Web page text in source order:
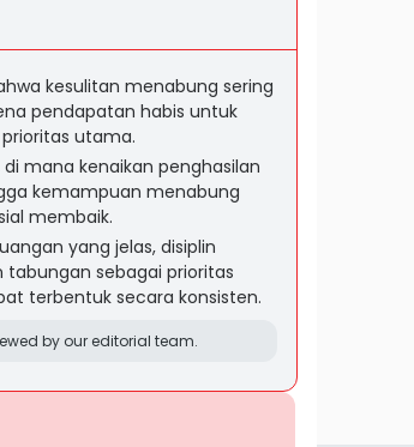
kesulitan menabung sering
pendapatan habis untuk
utama.
mana kenaikan penghasilan
kemampuan menabung
membaik.
yang jelas, disiplin
sebagai prioritas
terbentuk secara konsisten.
by our editorial team.